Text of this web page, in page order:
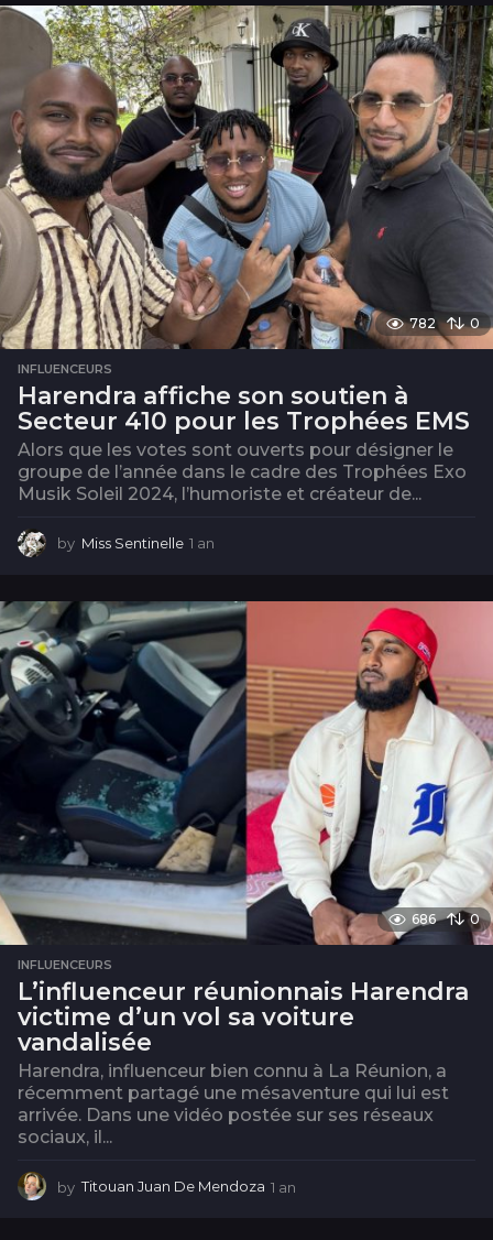
782 0
INFLUENCEURS
Harendra affiche son soutien à
Secteur 410 pour les Trophées EMS
Alors que les votes sont ouverts pour désigner le
groupe de l’année dans le cadre des Trophées Exo
Musik Soleil 2024, l’humoriste et créateur de...
by Miss Sentinelle 1 an
686 0
INFLUENCEURS
L’influenceur réunionnais Harendra
victime d’un vol sa voiture
vandalisée
Harendra, influenceur bien connu à La Réunion, a
récemment partagé une mésaventure qui lui est
arrivée. Dans une vidéo postée sur ses réseaux
sociaux, il...
by Titouan Juan De Mendoza 1 an